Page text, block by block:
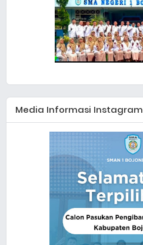
Media Informasi Instagram